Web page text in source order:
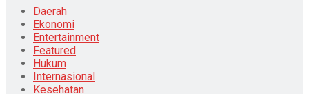
Daerah
Ekonomi
Entertainment
Featured
Hukum
Internasional
Kesehatan